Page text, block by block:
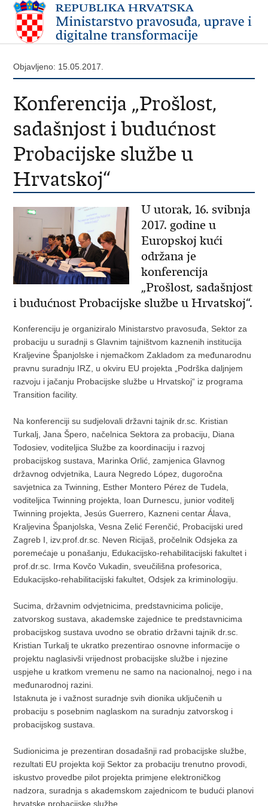
Objavljeno: 15.05.2017.
Konferencija „Prošlost,
sadašnjost i budućnost
Probacijske službe u
Hrvatskoj“
U utorak, 16. svibnja
2017. godine u
Europskoj kući
održana je
konferencija
„Prošlost, sadašnjost
i budućnost Probacijske službe u Hrvatskoj“.
Konferenciju je organiziralo Ministarstvo pravosuđa, Sektor za
probaciju u suradnji s Glavnim tajništvom kaznenih institucija
Kraljevine Španjolske i njemačkom Zakladom za međunarodnu
pravnu suradnju IRZ, u okviru EU projekta „Podrška daljnjem
razvoju i jačanju Probacijske službe u Hrvatskoj“ iz programa
Transition facility.
Na konferenciji su sudjelovali državni tajnik dr.sc. Kristian
Turkalj, Jana Špero, načelnica Sektora za probaciju, Diana
Todosiev, voditeljica Službe za koordinaciju i razvoj
probacijskog sustava, Marinka Orlić, zamjenica Glavnog
državnog odvjetnika, Laura Negredo López, dugoročna
savjetnica za Twinning, Esther Montero Pérez de Tudela,
voditeljica Twinning projekta, Ioan Durnescu, junior voditelj
Twinning projekta, Jesús Guerrero, Kazneni centar Álava,
Kraljevina Španjolska, Vesna Zelić Ferenčić, Probacijski ured
Zagreb I, izv.prof.dr.sc. Neven Ricijaš, pročelnik Odsjeka za
poremećaje u ponašanju, Edukacijsko-rehabilitacijski fakultet i
prof.dr.sc. Irma Kovčo Vukadin, sveučilišna profesorica,
Edukacijsko-rehabilitacijski fakultet, Odsjek za kriminologiju.
Sucima, državnim odvjetnicima, predstavnicima policije,
zatvorskog sustava, akademske zajednice te predstavnicima
probacijskog sustava uvodno se obratio državni tajnik dr.sc.
Kristian Turkalj te ukratko prezentirao osnovne informacije o
projektu naglasivši vrijednost probacijske službe i njezine
uspjehe u kratkom vremenu ne samo na nacionalnoj, nego i na
međunarodnoj razini.
Istaknuta je i važnost suradnje svih dionika uključenih u
probaciju s posebnim naglaskom na suradnju zatvorskog i
probacijskog sustava.
Sudionicima je prezentiran dosadašnji rad probacijske službe,
rezultati EU projekta koji Sektor za probaciju trenutno provodi,
iskustvo provedbe pilot projekta primjene elektroničkog
nadzora, suradnja s akademskom zajednicom te budući planovi
hrvatske probacijske službe.